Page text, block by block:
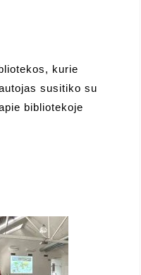
kurie
susitiko su
bibliotekoje